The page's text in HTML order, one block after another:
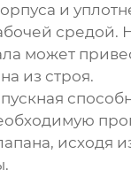
и
средой.
может
из строя.
исходя